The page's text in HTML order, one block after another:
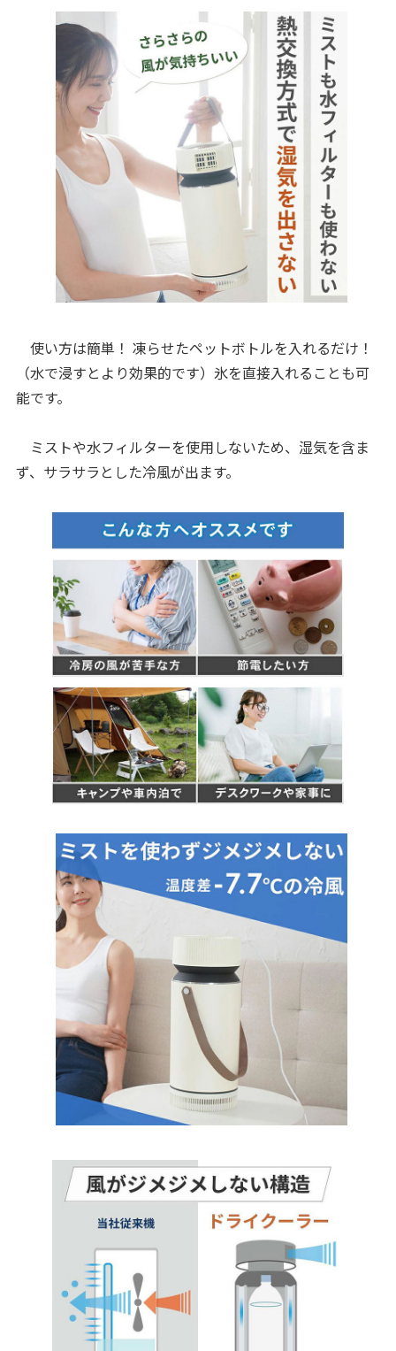
使い方は簡単！ 凍らせたペットボトルを入れるだけ！
（水で浸すとより効果的です）氷を直接入れることも可
能です。
ミストや水フィルターを使用しないため、湿気を含ま
ず、サラサラとした冷風が出ます。